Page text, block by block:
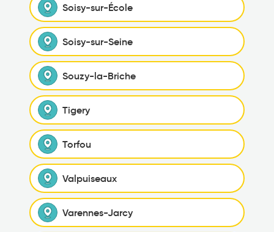
Soisy-sur-École
Soisy-sur-Seine
Souzy-la-Briche
Tigery
Torfou
Valpuiseaux
Varennes-Jarcy